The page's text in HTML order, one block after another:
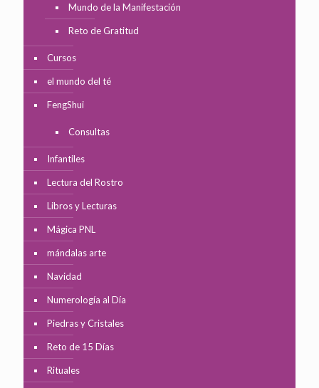
Mundo de la Manifestación
Reto de Gratitud
Cursos
el mundo del té
FengShui
Consultas
Infantiles
Lectura del Rostro
Libros y Lecturas
Mágica PNL
mándalas arte
Navidad
Numerología al Día
Piedras y Cristales
Reto de 15 Días
Rituales